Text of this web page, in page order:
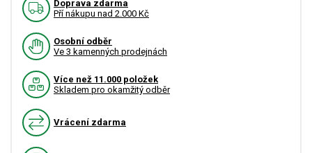
Doprava zdarma
Pří nákupu nad 2.000 Kč
Osobní odběr
Ve 3 kamenných prodejnách
Více než 11.000 položek
Skladem pro okamžitý odběr
Vrácení zdarma